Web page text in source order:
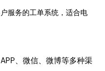
服务的工单系统，适合电
、微信、微博等多种渠